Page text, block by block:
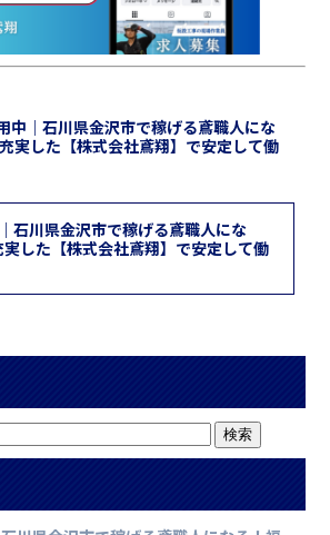
中｜石川県金沢市で稼げる鳶職人にな
実した【株式会社鳶翔】で安定して働
石川県金沢市で稼げる鳶職人にな
した【株式会社鳶翔】で安定して働